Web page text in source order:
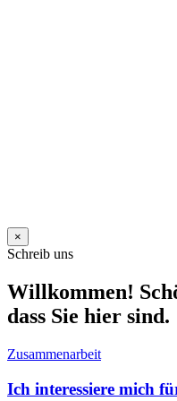
×
Schreib uns
Willkommen!
dass Sie hier sind.
Zusammenarbeit
Ich interessiere mich